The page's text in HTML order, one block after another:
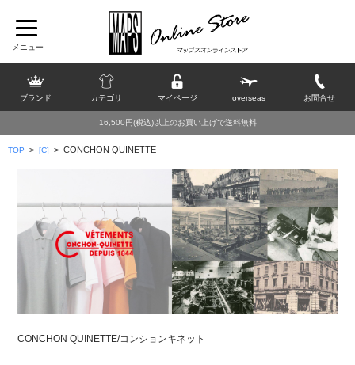
ブランド カテゴリ マイページ overseas お問合せ
16,500円(税込)以上のお買い上げで送料無料
TOP > [C] > CONCHON QUINETTE
CONCHON QUINETTE/コンションキネット